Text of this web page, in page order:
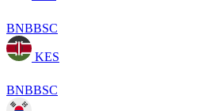
BNBBSC
KES
BNBBSC